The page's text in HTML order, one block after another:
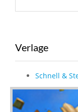
Verlage
Schnell &